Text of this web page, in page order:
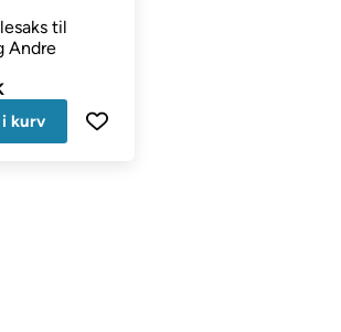
til
Andre
kurv